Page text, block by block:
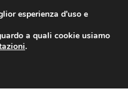
da 7 EUR
/800 580 290
esperienza d'uso e
a quali cookie usiamo
.